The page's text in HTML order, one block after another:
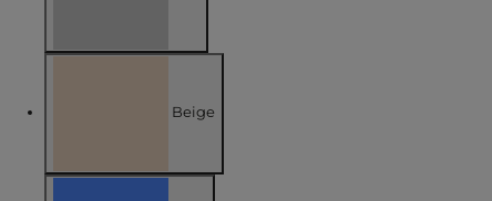
Affiner par COULEUR : Gris
Beige
Affiner par COULEUR : Beige